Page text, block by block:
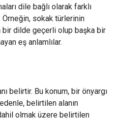
dile bağlı olarak farklı
sokak türlerinin
bir dilde geçerli olup başka bir
eş anlamlılar.
belirtir. Bu konum, bir önyargı
belirtilen alanın
olmak üzere belirtilen